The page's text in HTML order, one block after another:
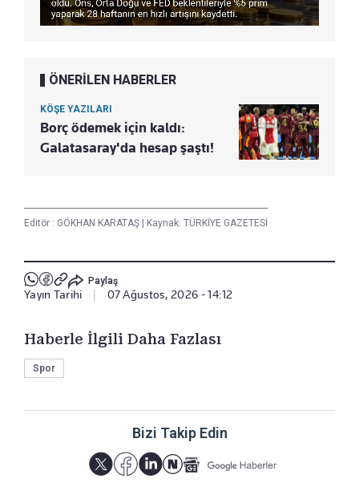
ÖNERİLEN HABERLER
KÖŞE YAZILARI
Borç ödemek için kaldı:
Galatasaray'da hesap şaştı!
Editör : GÖKHAN KARATAŞ Kaynak: TÜRKİYE GAZETESİ
Paylaş
Yayın Tarihi 07 Ağustos, 2026 - 14:12
Haberle İlgili Daha Fazlası
Spor
Bizi Takip Edin